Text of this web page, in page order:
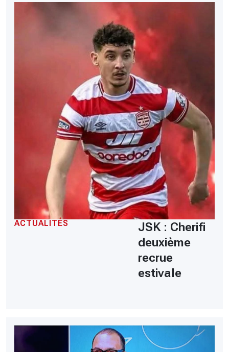
ACTUALITÉS
JSK : Cherifi
deuxième
recrue
estivale